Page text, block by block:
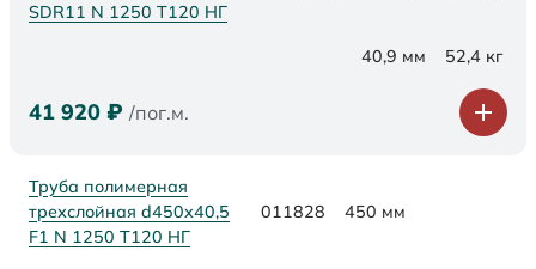
SDR11 N 1250 Т120 НГ
40,9 мм 52,4 кг
41 920 ₽ /пог.м.
Труба полимерная
трехслойная d450x40,5
F1 N 1250 Т120 НГ
011828 450 мм